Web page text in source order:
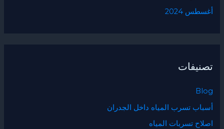
أغسطس 2024
تصنيفات
Blog
أسباب تسرب المياه داخل الجدران
اصلاح تسربات المياه